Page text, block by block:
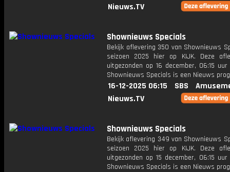
Nieuws.TV
Shownieuws Specials
Bekijk aflevering 350 van Shownieuws
seizoen 2025 hier op KIJK. Deze
uitgezonden op 16 december, 06:15
Shownieuws Specials is een Nieuws
16-12-2025 06:15 SBS
Nieuws.TV
Shownieuws Specials
Bekijk aflevering 349 van Shownieuws
seizoen 2025 hier op KIJK. Deze
uitgezonden op 15 december, 06:15
Shownieuws Specials is een Nieuws